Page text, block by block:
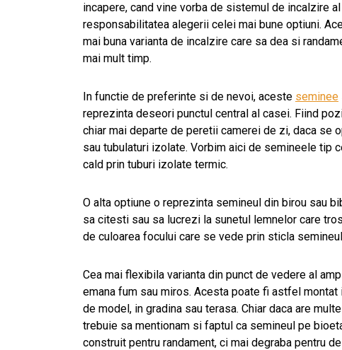
incapere, cand vine vorba de sistemul de incalzire
responsabilitatea alegerii celei mai bune optiuni.
mai buna varianta de incalzire care sa dea si
mai mult timp.
In functie de preferinte si de nevoi, aceste seminee
reprezinta deseori punctul central al casei. Fiind
chiar mai departe de peretii camerei de zi, daca se
sau tubulaturi izolate. Vorbim aici de semineele tip
cald prin tuburi izolate termic.
O alta optiune o reprezinta semineul din birou sau
sa citesti sau sa lucrezi la sunetul lemnelor care
de culoarea focului care se vede prin sticla
Cea mai flexibila varianta din punct de vedere al
emana fum sau miros. Acesta poate fi astfel
de model, in gradina sau terasa. Chiar daca are
trebuie sa mentionam si faptul ca semineul pe
construit pentru randament, ci mai degraba pentru